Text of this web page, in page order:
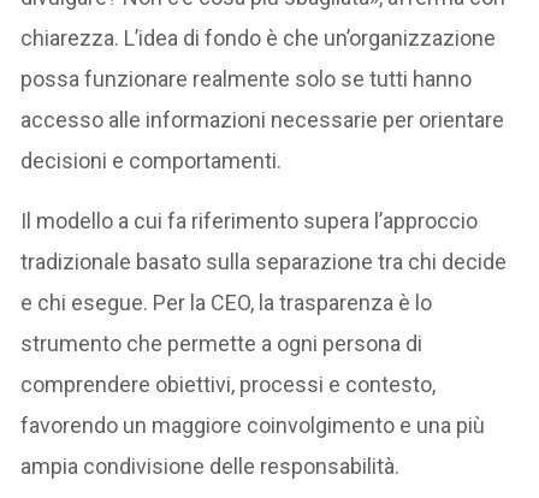
chiarezza. L’idea di fondo è che un’organizzazione
possa funzionare realmente solo se tutti hanno
accesso alle informazioni necessarie per orientare
decisioni e comportamenti.
Il modello a cui fa riferimento supera l’approccio
tradizionale basato sulla separazione tra chi decide
e chi esegue. Per la CEO, la trasparenza è lo
strumento che permette a ogni persona di
comprendere obiettivi, processi e contesto,
favorendo un maggiore coinvolgimento e una più
ampia condivisione delle responsabilità.